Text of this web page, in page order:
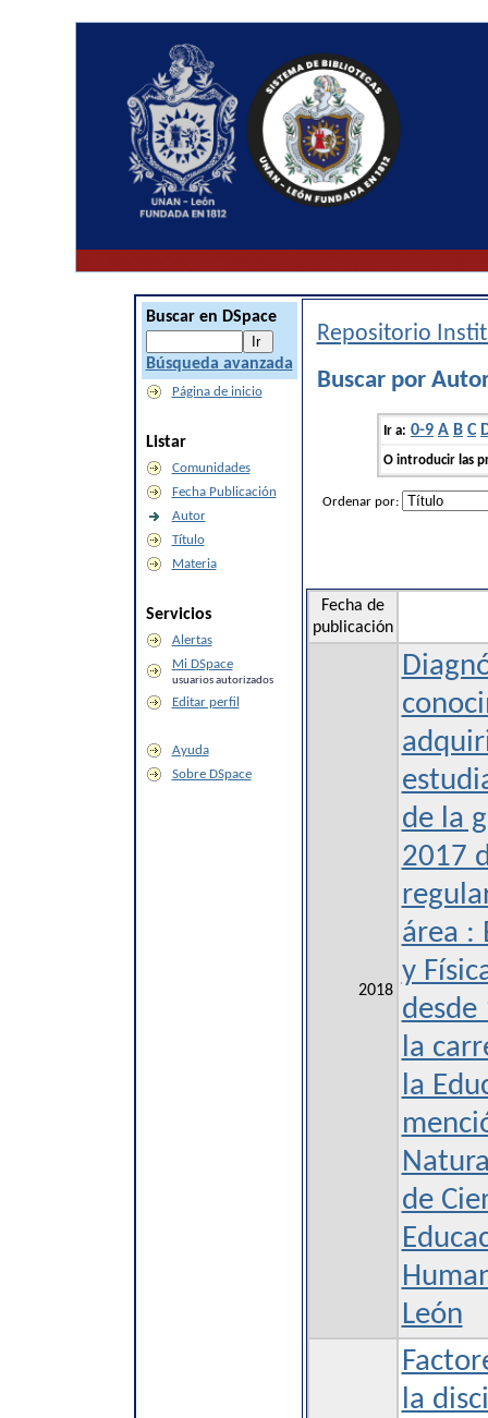
Buscar en DSpace
Búsqueda avanzada
Página de inicio
Listar
Comunidades
Fecha Publicación
Autor
Título
Materia
Servicios
Alertas
Mi DSpace
usuarios autorizados
Editar perfil
Ayuda
Sobre DSpace
Repositorio
Buscar por
Ir a: 0-9 A B C
O introducir las
Ordenar por:
Fecha de
publicación
2018
de la
2017
área :
y
desde
la
la
de
León
la